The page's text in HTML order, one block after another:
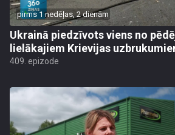
pirms 1 nedēļas, 2 dienām
Ukrainā piedzīvots viens no
lielākajiem Krievijas
409. epizode